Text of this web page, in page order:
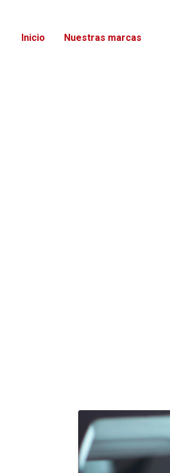
Inicio Nuestras marcas